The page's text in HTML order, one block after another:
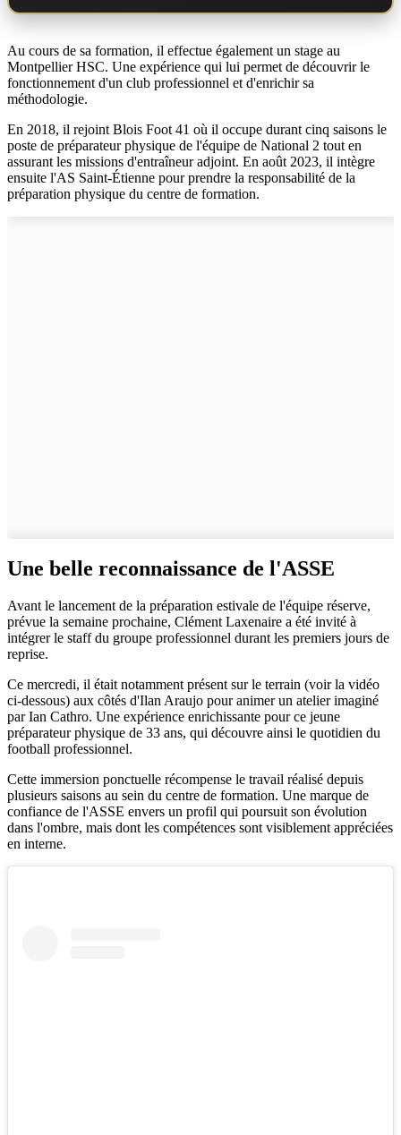
Au cours de sa formation, il effectue également un stage au
Montpellier HSC. Une expérience qui lui permet de découvrir le
fonctionnement d'un club professionnel et d'enrichir sa
méthodologie.
En 2018, il rejoint Blois Foot 41 où il occupe durant cinq saisons le
poste de préparateur physique de l'équipe de National 2 tout en
assurant les missions d'entraîneur adjoint. En août 2023, il intègre
ensuite l'AS Saint-Étienne pour prendre la responsabilité de la
préparation physique du centre de formation.
Une belle reconnaissance de l'ASSE
Avant le lancement de la préparation estivale de l'équipe réserve,
prévue la semaine prochaine, Clément Laxenaire a été invité à
intégrer le staff du groupe professionnel durant les premiers jours de
reprise.
Ce mercredi, il était notamment présent sur le terrain (voir la vidéo
ci-dessous) aux côtés d'Ilan Araujo pour animer un atelier imaginé
par Ian Cathro. Une expérience enrichissante pour ce jeune
préparateur physique de 33 ans, qui découvre ainsi le quotidien du
football professionnel.
Cette immersion ponctuelle récompense le travail réalisé depuis
plusieurs saisons au sein du centre de formation. Une marque de
confiance de l'ASSE envers un profil qui poursuit son évolution
dans l'ombre, mais dont les compétences sont visiblement appréciées
en interne.